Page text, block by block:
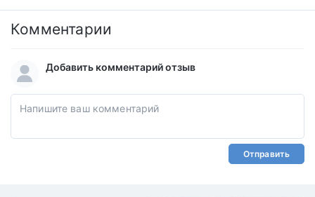
Комментарии
Добавить комментарий отзыв
Отправить